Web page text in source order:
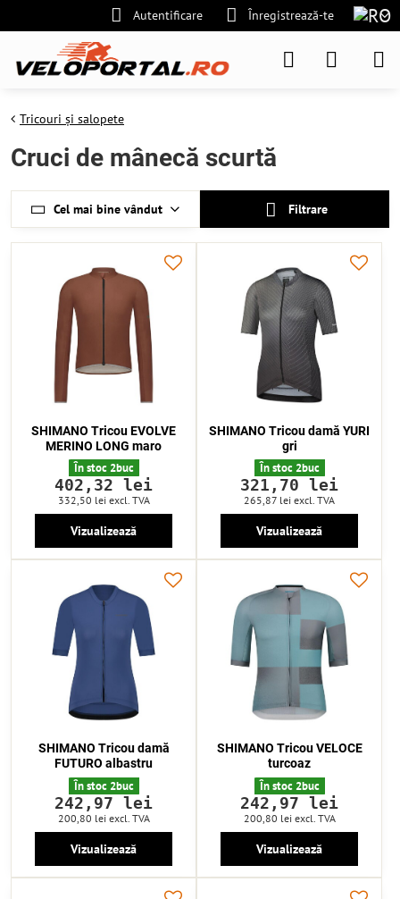
Autentificare Înregistrează-te
Tricouri și salopete
Cruci de mânecă scurtă
Cel mai bine vândut Filtrare
SHIMANO Tricou EVOLVE
MERINO LONG maro
În stoc 2buc
402,32 lei
332,50 lei excl. TVA
Vizualizează
SHIMANO Tricou damă YURI
gri
În stoc 2buc
321,70 lei
265,87 lei excl. TVA
Vizualizează
SHIMANO Tricou damă
FUTURO albastru
În stoc 2buc
242,97 lei
200,80 lei excl. TVA
Vizualizează
SHIMANO Tricou VELOCE
turcoaz
În stoc 2buc
242,97 lei
200,80 lei excl. TVA
Vizualizează